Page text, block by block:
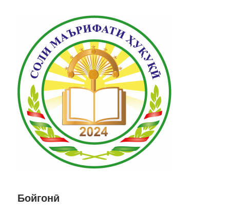
Бойгонӣ